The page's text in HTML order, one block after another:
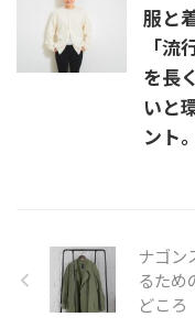
服と
「
を長
いと
ント
ナゴン
るため
どころ